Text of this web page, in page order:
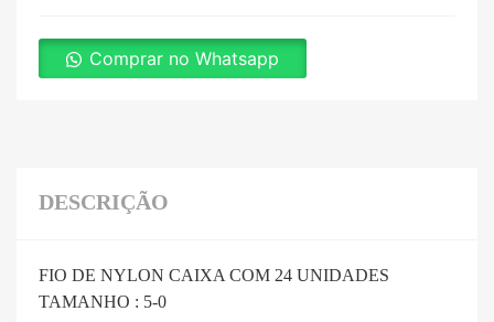
Comprar no Whatsapp
DESCRIÇÃO
FIO DE NYLON CAIXA COM 24 UNIDADES
TAMANHO : 5-0